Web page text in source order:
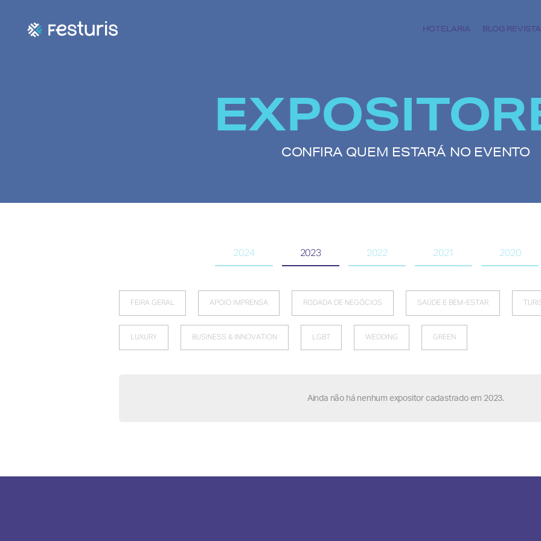
HOTELARIA BLOG
CONFIRA QUEM ESTARÁ NO EVENTO
2024 2023 2022 2021 2020
FEIRA GERAL APOIO IMPRENSA RODADA DE NEGÓCIOS SAÚDE E BEM-ESTAR
LUXURY BUSINESS & INNOVATION LGBT WEDDING GREEN
Ainda não há nenhum expositor cadastrado em 2023.